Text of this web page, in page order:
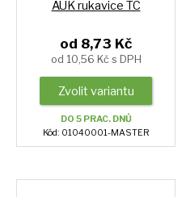
AUK rukavice TC
od 8,73 Kč
od 10,56 Kč s DPH
Zvolit variantu
DO 5 PRAC. DNŮ
Kód: 01040001-MASTER